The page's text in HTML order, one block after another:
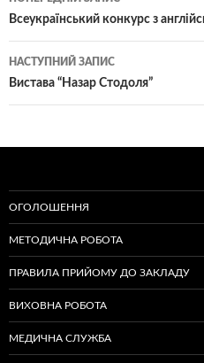
по
записам
Всеукраїнський конкурс з
НАСТУПНИЙ ЗАПИС
Вистава “Назар Стодоля”
ОГОЛОШЕННЯ
МЕТОДИЧНА РОБОТА
ПРАВИЛА ПРИЙОМУ ДО ЗАКЛАДУ
ВИХОВНА РОБОТА
МЕДИЧНА СЛУЖБА